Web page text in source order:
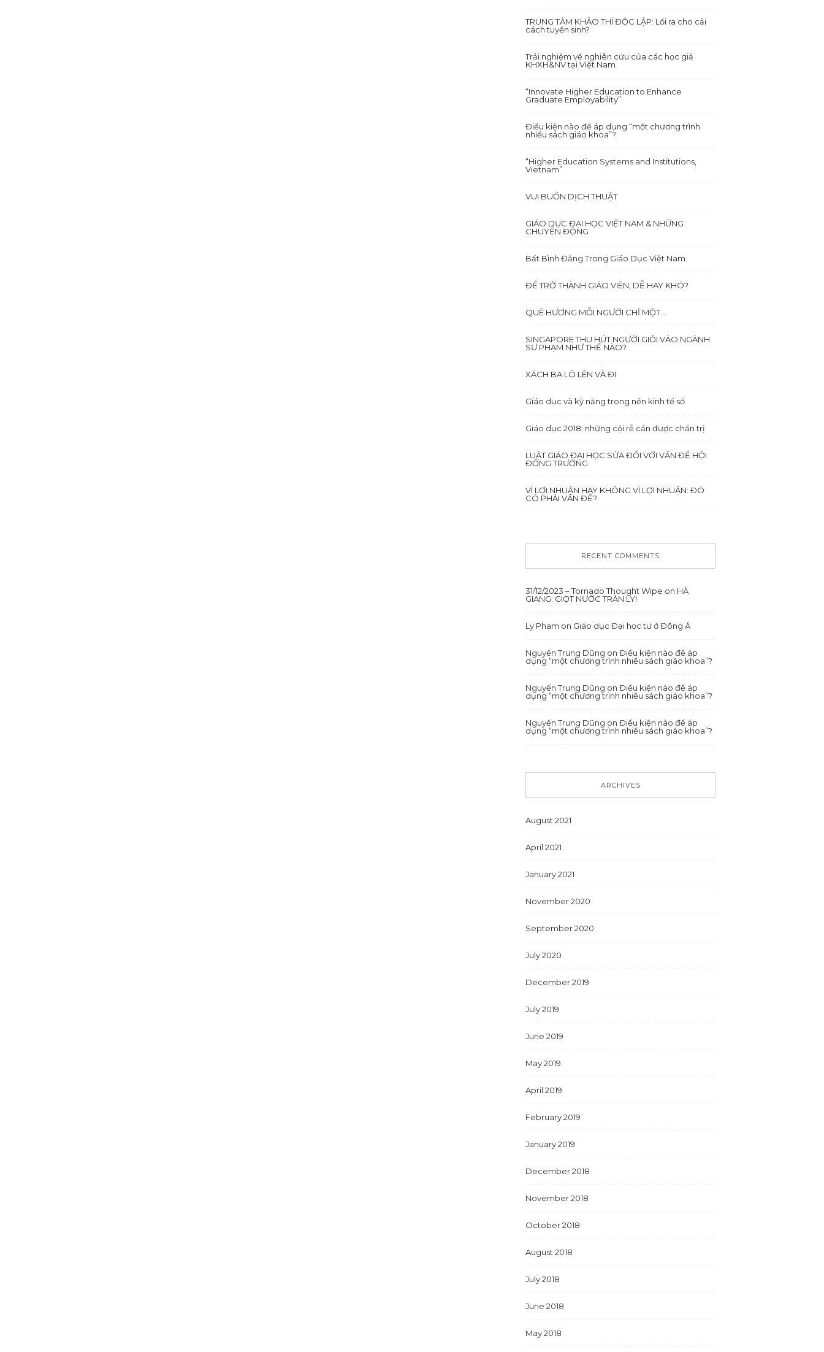
TRUNG TÂM KHẢO THÍ ĐỘC LẬP: Lối ra cho cải
cách tuyển sinh?
Trải nghiệm về nghiên cứu của các học giả
KHXH&NV tại Việt Nam
“Innovate Higher Education to Enhance
Graduate Employability”
Điều kiện nào để áp dụng “một chương trình
nhiều sách giáo khoa”?
“Higher Education Systems and Institutions,
Vietnam”
VUI BUỒN DỊCH THUẬT
GIÁO DỤC ĐẠI HỌC VIỆT NAM & NHỮNG
CHUYỂN ĐỘNG
Bất Bình Đẳng Trong Giáo Dục Việt Nam
ĐỂ TRỞ THÀNH GIÁO VIÊN, DỄ HAY KHÓ?
QUÊ HƯƠNG MỖI NGƯỜI CHỈ MỘT….
SINGAPORE THU HÚT NGƯỜI GIỎI VÀO NGÀNH
SƯ PHẠM NHƯ THẾ NÀO?
XÁCH BA LÔ LÊN VÀ ĐI
Giáo dục và kỹ năng trong nền kinh tế số
Giáo dục 2018: những cội rễ cần được chẩn trị
LUẬT GIÁO ĐẠI HỌC SỬA ĐỔI VỚI VẤN ĐỀ HỘI
ĐỒNG TRƯỜNG
VÌ LỢI NHUẬN HAY KHÔNG VÌ LỢI NHUẬN: ĐÓ
CÓ PHẢI VẤN ĐỀ?
RECENT COMMENTS
31/12/2023 – Tornado Thought Wipe on HÀ
GIANG: GIỌT NƯỚC TRÀN LY!
Ly Pham on Giáo dục Đại học tư ở Đông Á
Nguyến Trung Dũng on Điều kiện nào để áp
dụng “một chương trình nhiều sách giáo khoa”?
Nguyến Trung Dũng on Điều kiện nào để áp
dụng “một chương trình nhiều sách giáo khoa”?
Nguyến Trung Dũng on Điều kiện nào để áp
dụng “một chương trình nhiều sách giáo khoa”?
ARCHIVES
August 2021
April 2021
January 2021
November 2020
September 2020
July 2020
December 2019
July 2019
June 2019
May 2019
April 2019
February 2019
January 2019
December 2018
November 2018
October 2018
August 2018
July 2018
June 2018
May 2018